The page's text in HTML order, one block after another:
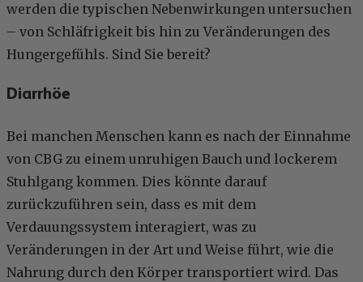
werden die typischen Nebenwirkungen untersuchen
– von Schläfrigkeit bis hin zu Veränderungen des
Hungergefühls. Sind Sie bereit?
Diarrhöe
Bei manchen Menschen kann es nach der Einnahme
von CBG zu einem unruhigen Bauch und lockerem
Stuhlgang kommen. Dies könnte darauf
zurückzuführen sein, dass es mit dem
Verdauungssystem interagiert, was zu
Veränderungen in der Art und Weise führt, wie die
Nahrung durch den Körper transportiert wird. Das